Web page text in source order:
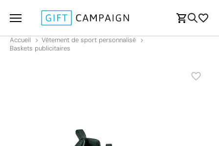
Accueil
Vêtement de sport personnalisé
Baskets publicitaires